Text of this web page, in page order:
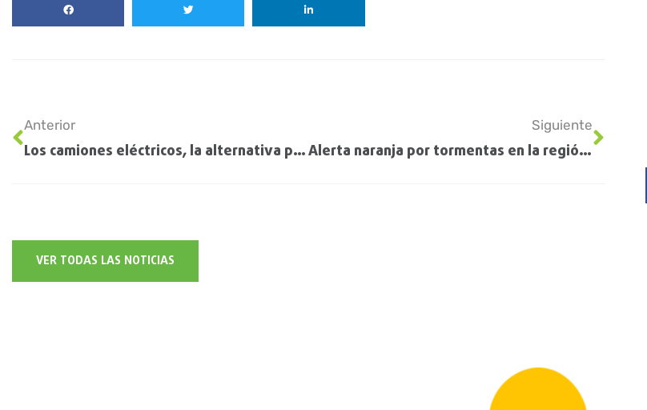
Anterior
Los camiones eléctricos, la alternativa para el campo: ofrecen hasta 200 kilómetros de autonomía
Siguiente
Alerta naranja por tormentas en la región centro
VER TODAS LAS NOTICIAS